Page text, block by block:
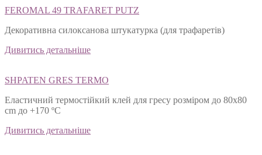
FEROMAL 49 TRAFARET PUTZ
Декоративна силоксанова штукатурка (для трафаретів)
Дивитись детальніше
SHPATEN GRES TERMO
Еластичний термостійкий клей для гресу розміром до 80х80
cm до +170 ºС
Дивитись детальніше